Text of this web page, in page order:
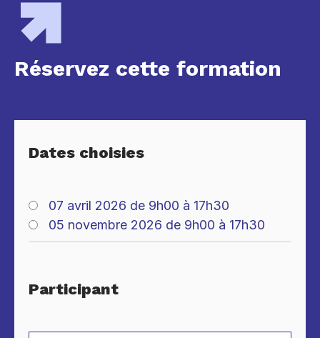
Réservez cette formation
Dates choisies
07 avril 2026 de 9h00 à 17h30
05 novembre 2026 de 9h00 à 17h30
Participant